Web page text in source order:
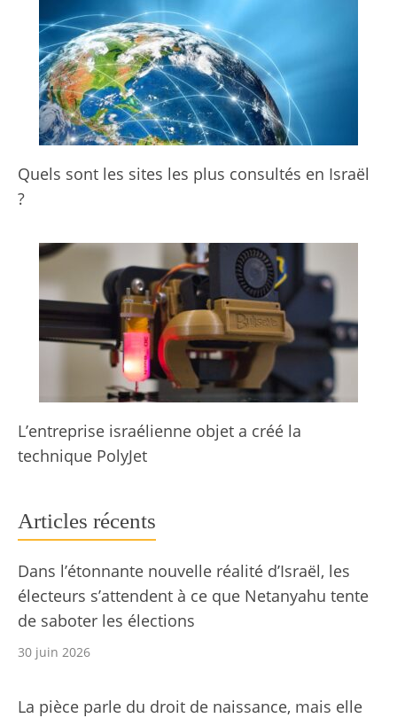
Quels sont les sites les plus consultés en Israël
?
L’entreprise israélienne objet a créé la
technique PolyJet
Articles récents
Dans l’étonnante nouvelle réalité d’Israël, les
électeurs s’attendent à ce que Netanyahu tente
de saboter les élections
30 juin 2026
La pièce parle du droit de naissance, mais elle